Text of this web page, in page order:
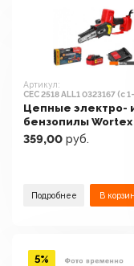
Артикул:
CEC 2518 ALL1 0323167 (с
Цепные электро-
бензопилы Wortex
2518 ALL1 0323167
АКБ)
359,00 руб.
Подробнее В
5%